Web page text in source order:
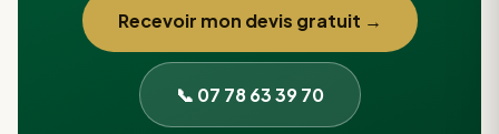
Recevoir mon devis gratuit →
📞 07 78 63 39 70